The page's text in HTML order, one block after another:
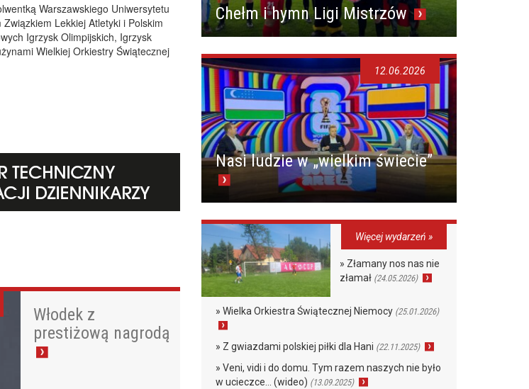
Warszawskiego Uniwersytetu
Lekkiej Atletyki i Polskim
Igrzysk Olimpijskich, Igrzysk
Wielkiej Orkiestry Świątecznej
Włodek z
prestiżową nagrodą
Chełm i hymn Ligi Mistrzów
Nasi ludzie w „wielkim świecie”
12.06.2026
Więcej wydarzeń »
» Złamany nos nas nie
złamał (24.05.2026)
» Wielka Orkiestra Świątecznej Niemocy (25.01.2026)
» Z gwiazdami polskiej piłki dla Hani (22.11.2025)
» Veni, vidi i do domu. Tym razem naszych nie było
w ucieczce… (wideo) (13.09.2025)